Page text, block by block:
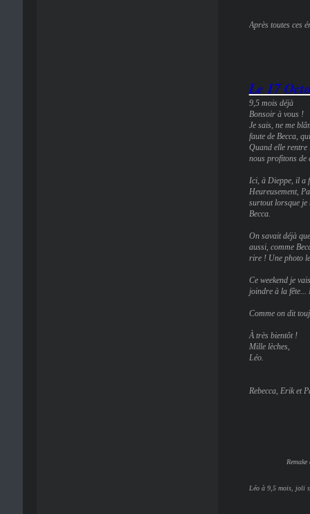
Après toutes ces
Le 17
9,5 mois déjà
Bonsoir à vous !
Je sais, ne me
faute de Becca,
Quand elle rentre
nous profitons de
Ici, à Dieppe, il a
Heureusement,
surtout lorsque je
Becca.
On savait déjà
aussi, comme
rire ! Une photo
Ce weekend je
joindre à la fête...
Comme on dit
À très bientôt !
Mille lèches,
Léo.
Rebecca, Erik et
Léo à 9,5 mois, joli